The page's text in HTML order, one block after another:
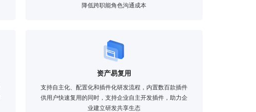
降低跨职能角色沟通成本
资产易复用
支持自主化、配置化和插件化研发流程，内置数百款插件
供用户快速复用的同时，支持企业自主开发插件，助力企
业建立研发共享生态